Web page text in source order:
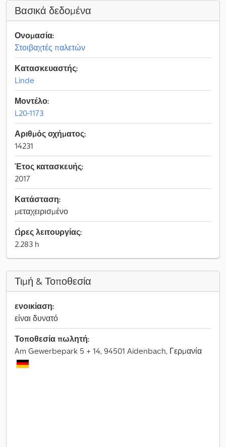
Βασικά δεδομένα
Ονομασία:
Στοιβαχτές παλετών
Κατασκευαστής:
Linde
Μοντέλο:
L20-1173
Αριθμός οχήματος:
14231
Έτος κατασκευής:
2017
Κατάσταση:
μεταχειρισμένο
Ώρες λειτουργίας:
2.283 h
Τιμή & Τοποθεσία
ενοικίαση:
είναι δυνατό
Τοποθεσία πωλητή:
Am Gewerbepark 5 + 14, 94501 Aidenbach, Γερμανία